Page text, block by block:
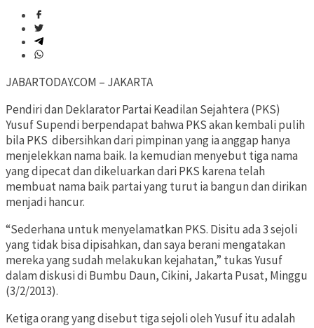
JABARTODAY.COM – JAKARTA
Pendiri dan Deklarator Partai Keadilan Sejahtera (PKS)
Yusuf Supendi berpendapat bahwa PKS akan kembali pulih
bila PKS dibersihkan dari pimpinan yang ia anggap hanya
menjelekkan nama baik. Ia kemudian menyebut tiga nama
yang dipecat dan dikeluarkan dari PKS karena telah
membuat nama baik partai yang turut ia bangun dan dirikan
menjadi hancur.
“Sederhana untuk menyelamatkan PKS. Disitu ada 3 sejoli
yang tidak bisa dipisahkan, dan saya berani mengatakan
mereka yang sudah melakukan kejahatan,” tukas Yusuf
dalam diskusi di Bumbu Daun, Cikini, Jakarta Pusat, Minggu
(3/2/2013).
Ketiga orang yang disebut tiga sejoli oleh Yusuf itu adalah